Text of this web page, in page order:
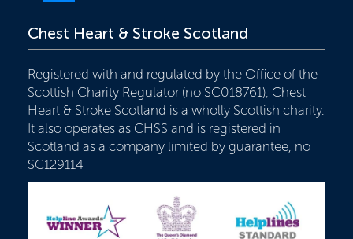
Chest Heart & Stroke Scotland
Registered with and regulated by the Office of the
Scottish Charity Regulator (no SC018761), Chest
Heart & Stroke Scotland is a wholly Scottish charity.
It also operates as CHSS and is registered in
Scotland as a company limited by guarantee, no
SC129114